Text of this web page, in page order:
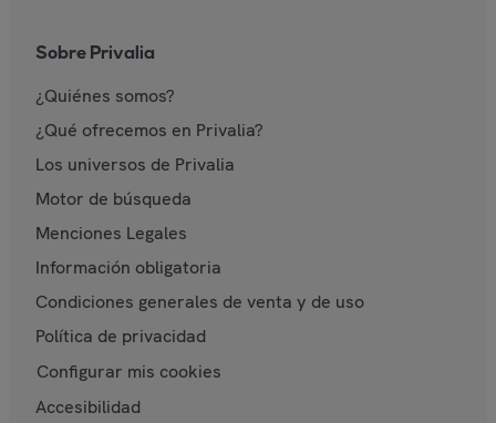
Sobre Privalia
¿Quiénes somos?
¿Qué ofrecemos en Privalia?
Los universos de Privalia
Motor de búsqueda
Menciones Legales
Información obligatoria
Condiciones generales de venta y de uso
Política de privacidad
Configurar mis cookies
Accesibilidad